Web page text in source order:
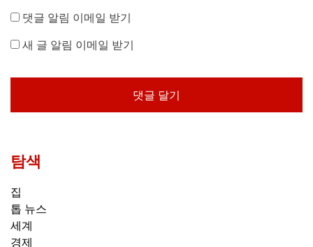
댓글 알림 이메일 받기
새 글 알림 이메일 받기
탐색
집
톱 뉴스
세계
경제